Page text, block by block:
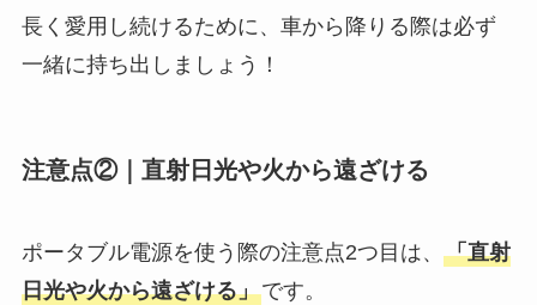
長く愛用し続けるために、車から降りる際は必ず
一緒に持ち出しましょう！
注意点②｜直射日光や火から遠ざける
ポータブル電源を使う際の注意点2つ目は、 「直射
日光や火から遠ざける」です。